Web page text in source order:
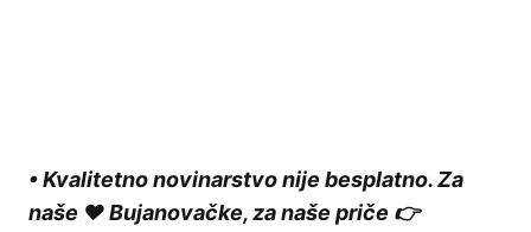
• Kvalitetno novinarstvo nije besplatno. Za
naše ❤️ Bujanovačke, za naše priče 👉